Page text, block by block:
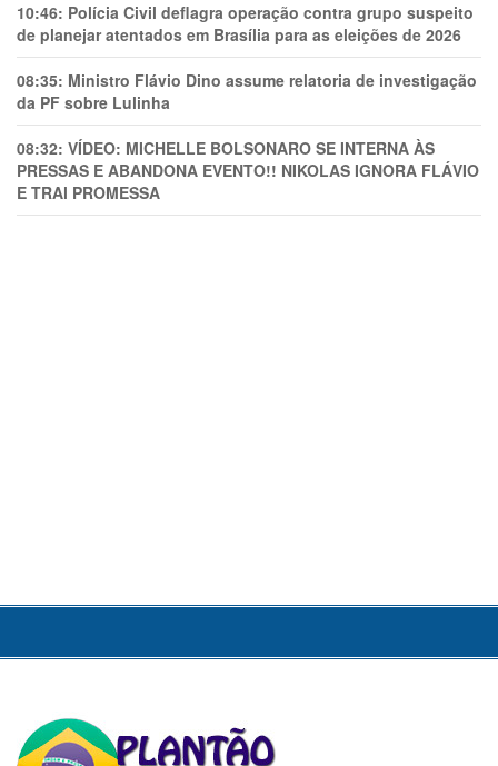
10:46: Polícia Civil deflagra operação contra grupo suspeito
de planejar atentados em Brasília para as eleições de 2026
08:35: Ministro Flávio Dino assume relatoria de investigação
da PF sobre Lulinha
08:32: VÍDEO: MICHELLE BOLSONARO SE INTERNA ÀS
PRESSAS E ABANDONA EVENTO!! NIKOLAS IGNORA FLÁVIO
E TRAl PROMESSA